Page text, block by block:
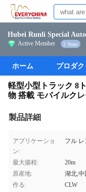
Hubei Runli Special
Active Member 2 Years
ホーム プロダク
軽型小型トラック 8
物 搭載 モバイルク
製品詳細
アプリケーショ
ン:
フル レ
最大揚程:
20m
原産地:
湖北,中
作る:
CLW